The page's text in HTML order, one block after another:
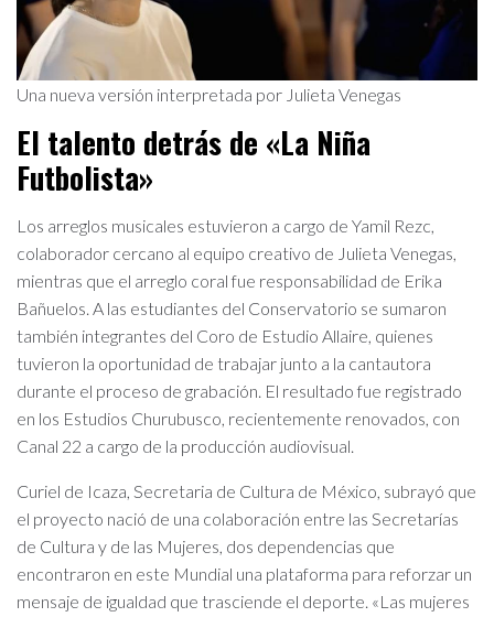
Una nueva versión interpretada por Julieta Venegas
El talento detrás de «La Niña
Futbolista»
Los arreglos musicales estuvieron a cargo de Yamil Rezc,
colaborador cercano al equipo creativo de Julieta Venegas,
mientras que el arreglo coral fue responsabilidad de Erika
Bañuelos. A las estudiantes del Conservatorio se sumaron
también integrantes del Coro de Estudio Allaire, quienes
tuvieron la oportunidad de trabajar junto a la cantautora
durante el proceso de grabación. El resultado fue registrado
en los Estudios Churubusco, recientemente renovados, con
Canal 22 a cargo de la producción audiovisual.
Curiel de Icaza, Secretaria de Cultura de México, subrayó que
el proyecto nació de una colaboración entre las Secretarías
de Cultura y de las Mujeres, dos dependencias que
encontraron en este Mundial una plataforma para reforzar un
mensaje de igualdad que trasciende el deporte. «Las mujeres